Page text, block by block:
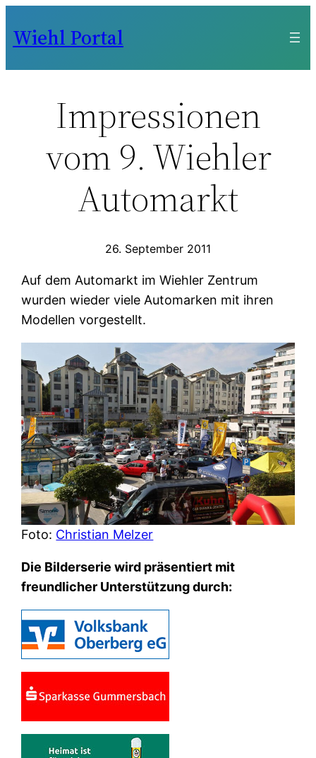
Inhalt
Wiehl Portal
Impressionen
vom 9. Wiehler
Automarkt
26. September 2011
Auf dem Automarkt im Wiehler Zentrum
wurden wieder viele Automarken mit ihren
Modellen vorgestellt.
Foto: Christian Melzer
Die Bilderserie wird präsentiert mit
freundlicher Unterstützung durch: